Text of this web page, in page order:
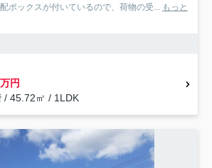
ボックスが付いているので、荷物の受...
もっと
円
/ 45.72㎡ / 1LDK